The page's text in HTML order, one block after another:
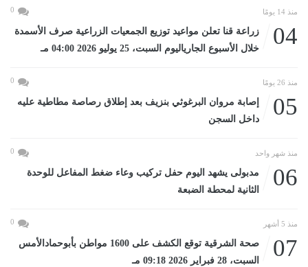
منذ 14 يومًا 0
04
زراعة قنا تعلن مواعيد توزيع الجمعيات الزراعية صرف الأسمدة
خلال الأسبوع الجارياليوم السبت، 25 يوليو 2026 04:00 مـ
منذ 26 يومًا 0
05
إصابة مروان البرغوثي بنزيف بعد إطلاق رصاصة مطاطية عليه
داخل السجن
منذ شهر واحد 0
06
مدبولى يشهد اليوم حفل تركيب وعاء ضغط المفاعل للوحدة
الثانية لمحطة الضبعة
منذ 5 أشهر 0
07
صحة الشرقية توقع الكشف على 1600 مواطن بأبوحمادالأمس
السبت، 28 فبراير 2026 09:18 مـ